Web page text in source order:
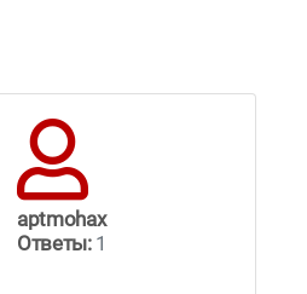
aptmohax
Ответы:1